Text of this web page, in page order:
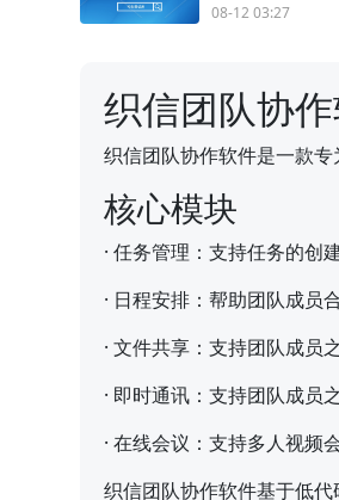
08-12 03:27
织信团队协
织信团队协作软件是一款
核心模块
·任务管理：支持任务的创
· 日程安排：帮助团队成员
·文件共享：支持团队成员
· 即时通讯：支持团队成员
·在线会议：支持多人视频
织信团队协作软件基于低